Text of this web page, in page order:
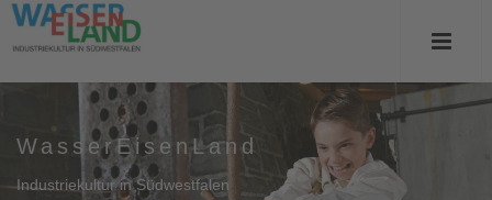
WasserEisenLand
Industriekultur in Südwestfalen